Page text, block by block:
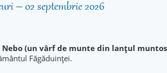
– 02 septembrie 2026
Nebo (un vârf de munte din lanțul
Făgăduinţei.